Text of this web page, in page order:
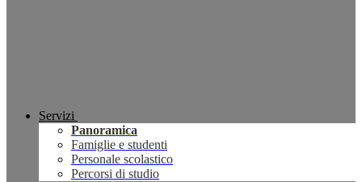
Servizi
Panoramica
Famiglie e studenti
Personale scolastico
Percorsi di studio